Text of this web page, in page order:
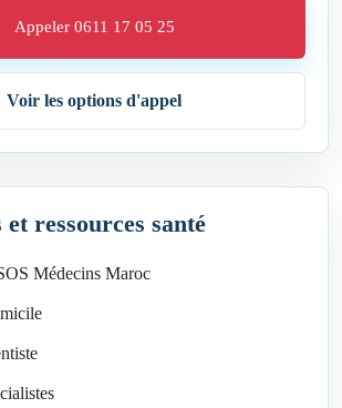
Appeler 0611 17 05 25
Voir les options d'appel
ressources santé
Médecins Maroc